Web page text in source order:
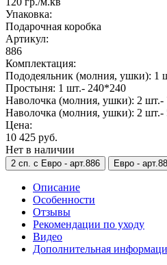
Упаковка:
Подарочная коробка
Артикул:
886
Комплектация:
Пододеяльник (молния, ушки): 1
Простыня: 1 шт.- 240*240
Наволочка (молния, ушки): 2 шт.-
Наволочка (молния, ушки): 2 шт.-
Цена:
10 425 руб.
Нет в наличии
2 сп. с Евро - арт.886 Евро -
Описание
Особенности
Отзывы
Рекомендации по уходу
Видео
Дополнительная